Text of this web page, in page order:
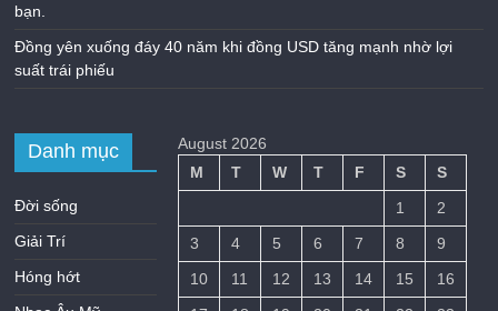
bạn.
Đồng yên xuống đáy 40 năm khi đồng USD tăng mạnh nhờ lợi
suất trái phiếu
Danh mục
Đời sống
Giải Trí
Hóng hớt
August 2026
M
T W T F S
S
1
2
3
4 5 6 7 8
9
10
11 12 13 14 15
16